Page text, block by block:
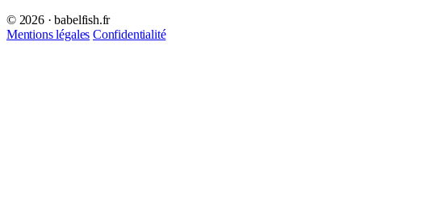
© 2026 · babelfish.fr
Mentions légales Confidentialité